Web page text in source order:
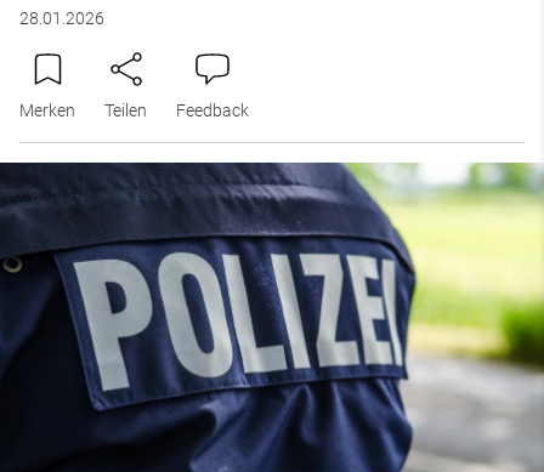
28.01.2026
Merken Teilen Feedback